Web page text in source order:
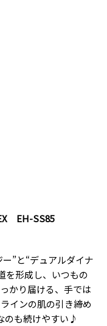
EH-SS85
”と“デュアルダイナ
を形成し、いつもの
かり届ける、手では
インの肌の引き締め
のも続けやすい♪